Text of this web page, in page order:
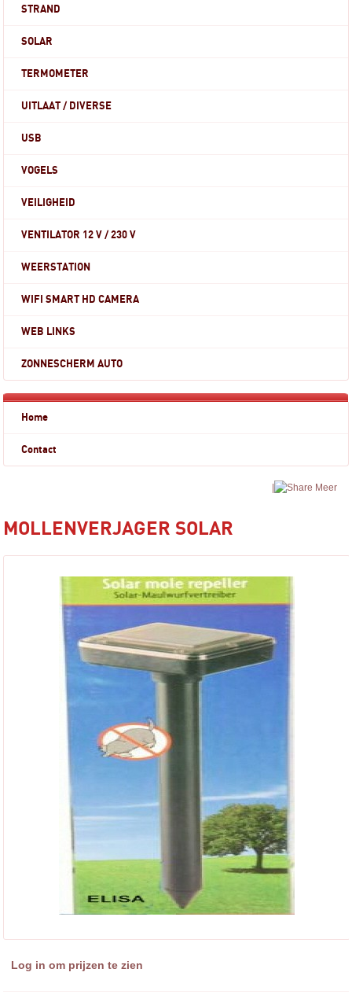
STRAND
SOLAR
TERMOMETER
UITLAAT / DIVERSE
USB
VOGELS
VEILIGHEID
VENTILATOR 12 V / 230 V
WEERSTATION
WIFI SMART HD CAMERA
WEB LINKS
ZONNESCHERM AUTO
Home
Contact
Meer
MOLLENVERJAGER SOLAR
Log in om prijzen te zien